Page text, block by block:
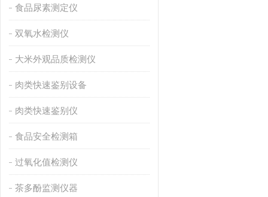
食品尿素测定仪
双氧水检测仪
大米外观品质检测仪
肉类快速鉴别设备
肉类快速鉴别仪
食品安全检测箱
过氧化值检测仪
茶多酚监测仪器